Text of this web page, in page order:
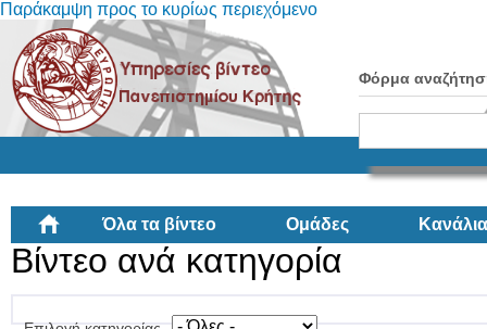
Παράκαμψη προς το κυρίως περιεχόμενο
Φόρμα
Όλα τα βίντεο Ομάδες Κανάλια
Βίντεο ανά κατηγορία